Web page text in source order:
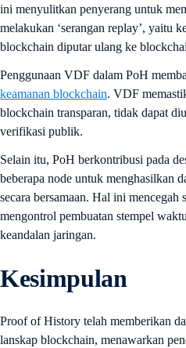
ini menyulitkan penyerang untuk
melakukan ‘serangan replay’, yaitu
blockchain diputar ulang ke
Penggunaan VDF dalam PoH
keamanan blockchain. VDF
blockchain transparan, tidak dapat
verifikasi publik.
Selain itu, PoH berkontribusi pada
beberapa node untuk menghasilkan
secara bersamaan. Hal ini mencegah
mengontrol pembuatan stempel
keandalan jaringan.
Kesimpulan
Proof of History telah memberikan
lanskap blockchain, menawarkan